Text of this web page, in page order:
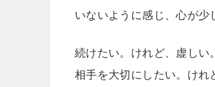
いないように感じ、心が少
続けたい。けれど、虚しい。
相手を大切にしたい。けれ